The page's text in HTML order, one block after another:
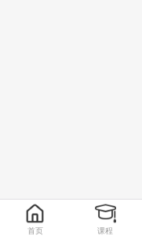
首页 课程